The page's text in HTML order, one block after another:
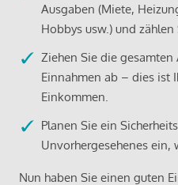
Ausgaben (Miete,
Hobbys usw.) und zählen
Ziehen Sie die
Einnahmen ab – dies ist
Einkommen.
Planen Sie ein
Unvorhergesehenes ein,
Nun haben Sie einen guten